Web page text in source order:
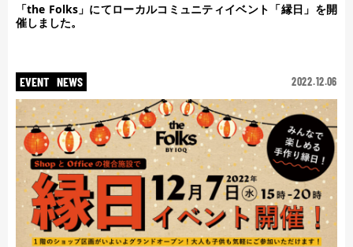
「the Folks」にてローカルコミュニティイベント「縁日」を開
催しました。
EVENT NEWS 2022.12.06